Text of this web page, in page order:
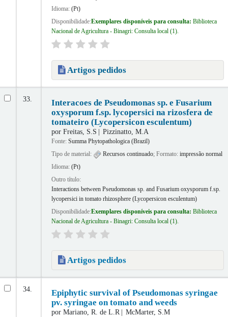
Idioma: (Pt)
Disponibilidade:Exemplares disponíveis para consulta: Biblioteca
Nacional de Agricultura - Binagri: Consulta local (1).
Artigos pedidos
33.
Interacoes de Pseudomonas sp. e Fusarium
oxysporum f.sp. lycopersici na rizosfera de
tomateiro (Lycopersicon esculentum)
por Freitas, S.S Pizzinatto, M.A
Fonte: Summa Phytopathologica (Brazil)
Tipo de material:
Recursos continuado; Formato: impressão normal
Idioma: (Pt)
Outro título:
Interactions between Pseudomonas sp. and Fusarium oxysporum f.sp.
lycopersici in tomato rhizosphere (Lycopersicon esculentum)
Disponibilidade:Exemplares disponíveis para consulta: Biblioteca
Nacional de Agricultura - Binagri: Consulta local (1).
Artigos pedidos
34.
Epiphytic survival of Pseudomonas syringae
pv. syringae on tomato and weeds
por Mariano, R. de L.R McMarter, S.M